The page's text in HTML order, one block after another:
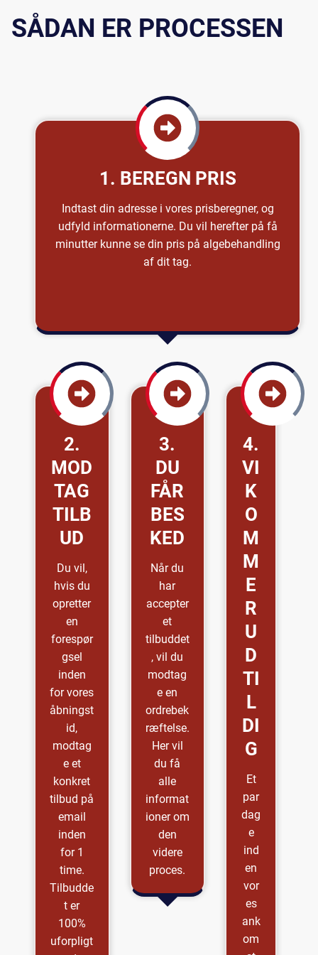
SÅDAN ER PROCESSEN
1. BEREGN PRIS
Indtast din adresse i vores prisberegner, og
udfyld informationerne. Du vil herefter på få
minutter kunne se din pris på algebehandling
af dit tag.
2.
MOD
TAG
TILB
UD
Du vil,
hvis du
opretter
en
forespør
gsel
inden
for vores
åbningst
id,
modtag
e et
konkret
tilbud på
email
inden
for 1
time.
Tilbudde
t er
100%
uforpligt
3.
DU
FÅR
BES
KED
Når du
har
accepter
et
tilbuddet
, vil du
modtag
e en
ordrebek
ræftelse.
Her vil
du få
alle
informat
ioner om
den
videre
proces.
4.
VI
K
O
M
M
E
R
U
D
TI
L
DI
G
Et
par
dag
e
ind
en
vor
es
ank
om